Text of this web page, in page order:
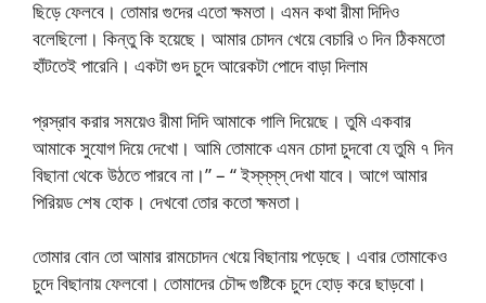
ছিড়ে ফেলবে। তোমার গুদের এতো ক্ষমতা। এমন কথা রীমা দিদিও
বলেছিলো। কিন্তু কি হয়েছে। আমার চোদন খেয়ে বেচারি ৩ দিন ঠিকমতো
হাঁটতেই পারেনি। একটা গুদ চুদে আরেকটা পোদে বাড়া দিলাম
প্রস্রাব করার সময়েও রীমা দিদি আমাকে গালি দিয়েছে। তুমি একবার
আমাকে সুযোগ দিয়ে দেখো। আমি তোমাকে এমন চোদা চুদবো যে তুমি ৭ দিন
বিছানা থেকে উঠতে পারবে না।” – “ ইস্‌স্‌স্‌স্‌ দেখা যাবে। আগে আমার
পিরিয়ড শেষ হোক। দেখবো তোর কতো ক্ষমতা।
তোমার বোন তো আমার রামচোদন খেয়ে বিছানায় পড়েছে। এবার তোমাকেও
চুদে বিছানায় ফেলবো। তোমাদের চৌদ্দ গুষ্টিকে চুদে হোড় করে ছাড়বো।